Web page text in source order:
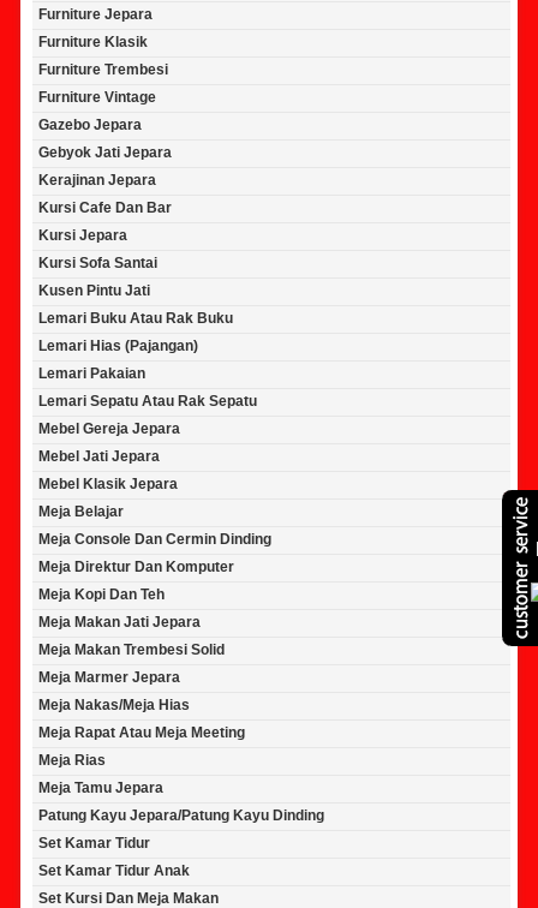
Furniture Jepara
Furniture Klasik
Furniture Trembesi
Furniture Vintage
Gazebo Jepara
Gebyok Jati Jepara
Kerajinan Jepara
Kursi Cafe Dan Bar
Kursi Jepara
Kursi Sofa Santai
Kusen Pintu Jati
Lemari Buku Atau Rak Buku
Lemari Hias (Pajangan)
Lemari Pakaian
Lemari Sepatu Atau Rak Sepatu
Mebel Gereja Jepara
Mebel Jati Jepara
Mebel Klasik Jepara
Meja Belajar
Meja Console Dan Cermin Dinding
Meja Direktur Dan Komputer
Meja Kopi Dan Teh
Meja Makan Jati Jepara
Meja Makan Trembesi Solid
Meja Marmer Jepara
Meja Nakas/Meja Hias
Meja Rapat Atau Meja Meeting
Meja Rias
Meja Tamu Jepara
Patung Kayu Jepara/Patung Kayu Dinding
Set Kamar Tidur
Set Kamar Tidur Anak
Set Kursi Dan Meja Makan